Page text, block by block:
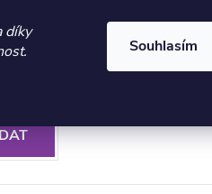
21.9.2026 ⏰ | Kód: LÉTO2026
díky
Souhlasím